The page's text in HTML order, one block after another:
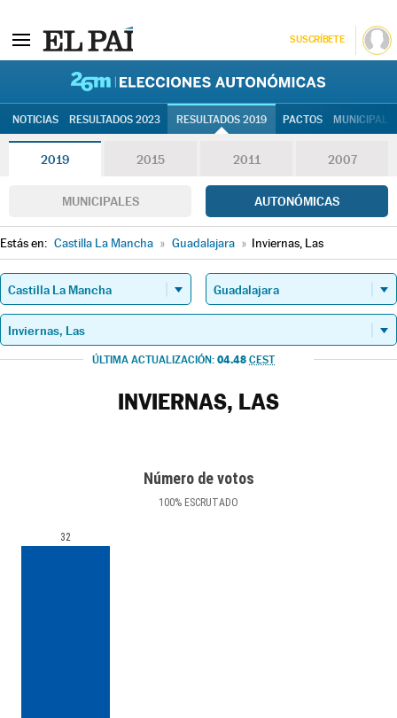
SUSCRÍBETE
NOTICIAS RESULTADOS 2023 RESULTADOS 2019 PACTOS
2019 2015 2011 2007
MUNICIPALES AUTONÓMICAS
Estás en: Castilla La Mancha » Guadalajara » Inviernas, Las
ÚLTIMA ACTUALIZACIÓN: 04.48 CEST
INVIERNAS, LAS
Número de votos
100% ESCRUTADO
32